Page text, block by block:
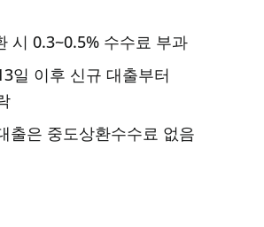
시 0.3~0.5% 수수료 부과
일 이후 신규 대출부터
출은 중도상환수수료 없음